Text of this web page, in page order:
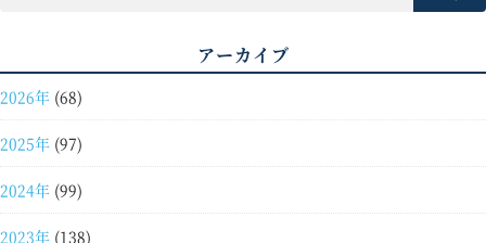
アーカイブ
2026年 (68)
2025年 (97)
2024年 (99)
2023年 (138)